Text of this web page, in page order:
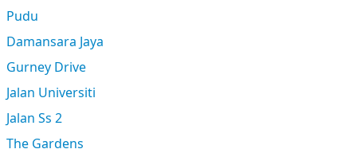
Pudu
Damansara Jaya
Gurney Drive
Jalan Universiti
Jalan Ss 2
The Gardens